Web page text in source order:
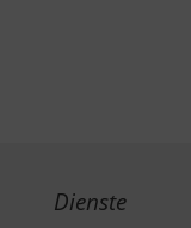
Dienste